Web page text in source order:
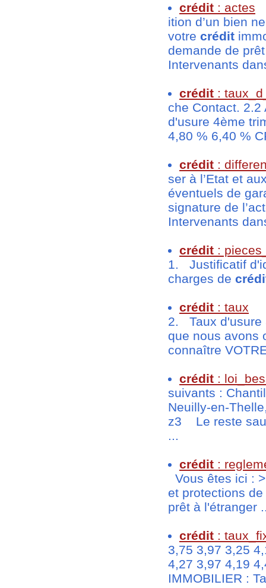
crédit : actes
ition d’un bien
votre crédit
demande de
Intervenants
crédit :
che Contact.
d'usure 4ème
4,80 % 6,40 %
crédit :
ser à l’Etat et
éventuels de
signature de
Intervenants
crédit :
1. Justificatif
charges de
crédit : taux
2. Taux
que nous avons
connaître
crédit :
suivants :
Neuilly-en-
z3 Le reste
...
crédit :
Vous êtes ici :
et protections
prêt à l'étranger
crédit :
3,75 3,97 3,25
4,27 3,97 4,19
IMMOBILIER :